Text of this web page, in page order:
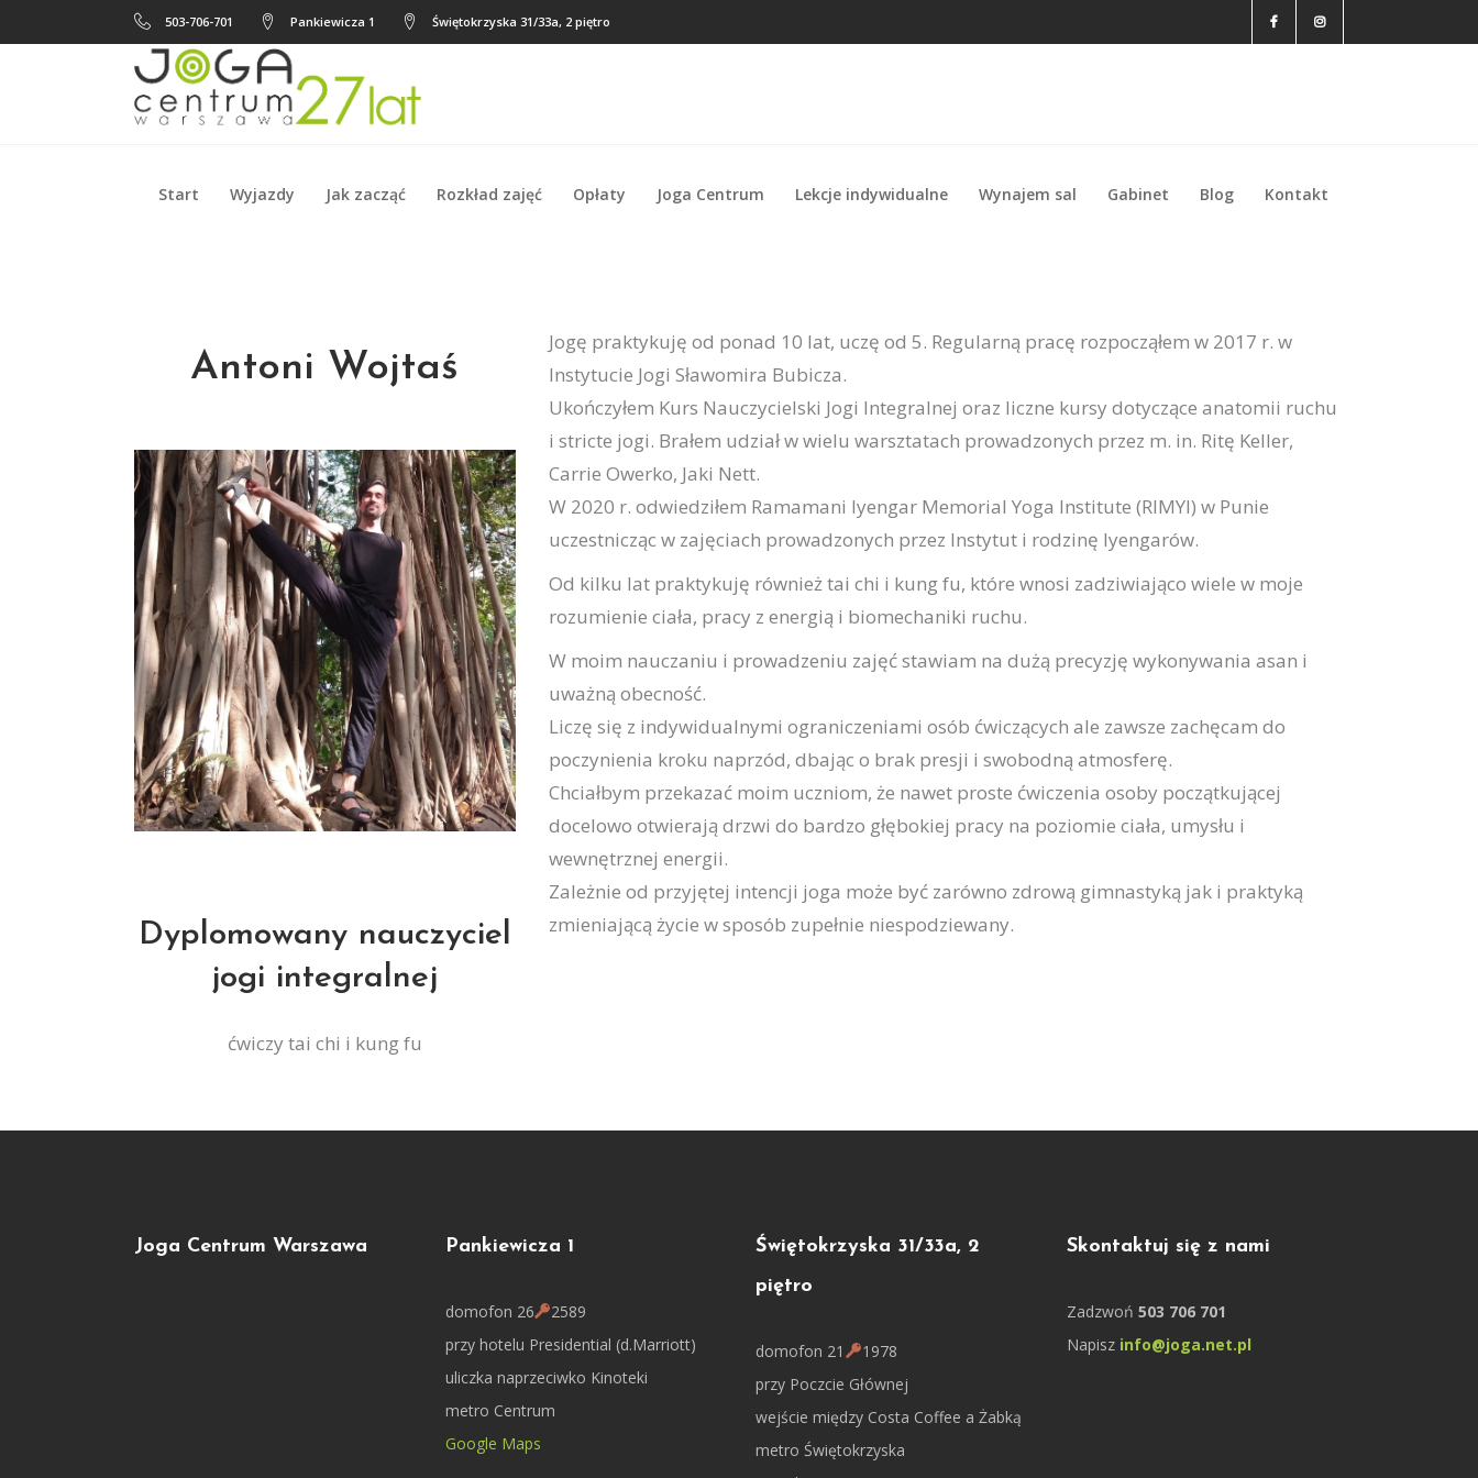
503-706-701 Pankiewicza 1 Świętokrzyska 31/33a, 2 piętro
Start Wyjazdy Jak zacząć Rozkład zajęć Opłaty Joga Centrum Lekcje indywidualne Wynajem sal Gabinet Blog Kontakt
Start Wyjazdy Jak zacząć Rozkład zajęć Opłaty Kontakt
Antoni Wojtaś
Dyplomowany nauczyciel
jogi integralnej
ćwiczy tai chi i kung fu
Jogę praktykuję od ponad 10 lat, uczę od 5. Regularną pracę rozpocząłem w 2017 r. w
Instytucie Jogi Sławomira Bubicza.
Ukończyłem Kurs Nauczycielski Jogi Integralnej oraz liczne kursy dotyczące anatomii ruchu
i stricte jogi. Brałem udział w wielu warsztatach prowadzonych przez m. in. Ritę Keller,
Carrie Owerko, Jaki Nett.
W 2020 r. odwiedziłem Ramamani Iyengar Memorial Yoga Institute (RIMYI) w Punie
uczestnicząc w zajęciach prowadzonych przez Instytut i rodzinę Iyengarów.
Od kilku lat praktykuję również tai chi i kung fu, które wnosi zadziwiająco wiele w moje
rozumienie ciała, pracy z energią i biomechaniki ruchu.
W moim nauczaniu i prowadzeniu zajęć stawiam na dużą precyzję wykonywania asan i
uważną obecność.
Liczę się z indywidualnymi ograniczeniami osób ćwiczących ale zawsze zachęcam do
poczynienia kroku naprzód, dbając o brak presji i swobodną atmosferę.
Chciałbym przekazać moim uczniom, że nawet proste ćwiczenia osoby początkującej
docelowo otwierają drzwi do bardzo głębokiej pracy na poziomie ciała, umysłu i
wewnętrznej energii.
Zależnie od przyjętej intencji joga może być zarówno zdrową gimnastyką jak i praktyką
zmieniającą życie w sposób zupełnie niespodziewany.
Joga Centrum Warszawa Pankiewicza 1
domofon 26
2589
przy hotelu Presidential (d.Marriott)
uliczka naprzeciwko Kinoteki
metro Centrum
Google Maps
Świętokrzyska 31/33a, 2
piętro
domofon 21
1978
przy Poczcie Głównej
wejście między Costa Coffee a Żabką
metro Świętokrzyska
Skontaktuj się z nami
Zadzwoń 503 706 701
Napisz info@joga.net.pl